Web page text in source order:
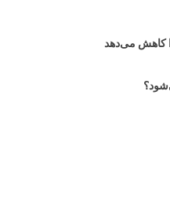
کاهش می‌دهد